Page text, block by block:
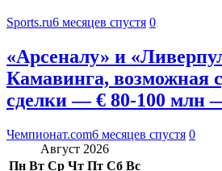
Sports.ru6 месяцев спустя 0
«Арсеналу» и
Камавинга, возможная
сделки — € 80-100 млн
Чемпионат.com6 месяцев спустя 0
Август 2026
Пн Вт Ср Чт Пт Сб Вс